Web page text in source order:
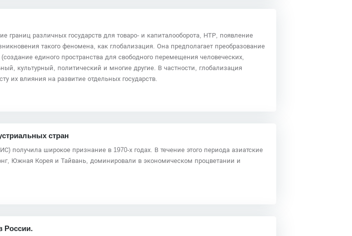
границ различных государств для товаро- и капиталооборота, НТР, появление
такого феномена, как глобализация. Она предполагает преобразование
единого пространства для свободного перемещения человеческих,
культурный, политический и многие другие. В частности, глобализация
их влияния на развитие отдельных государств.
стран
получила широкое признание в 1970-х годах. В течение этого периода азиатские
Южная Корея и Тайвань, доминировали в экономическом процветании и
России.